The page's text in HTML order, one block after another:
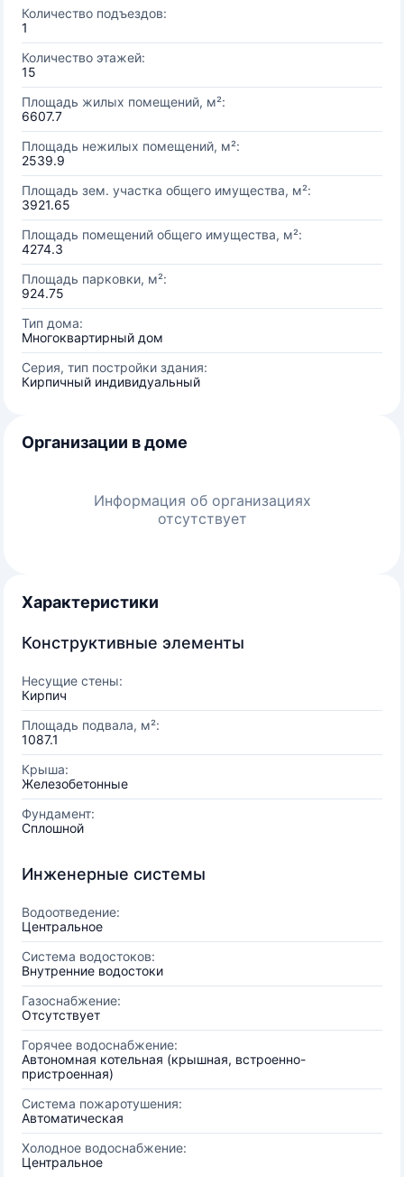
Количество подъездов:
1
Количество этажей:
15
Площадь жилых помещений, м²:
6607.7
Площадь нежилых помещений, м²:
2539.9
Площадь зем. участка общего имущества, м²:
3921.65
Площадь помещений общего имущества, м²:
4274.3
Площадь парковки, м²:
924.75
Тип дома:
Многоквартирный дом
Серия, тип постройки здания:
Кирпичный индивидуальный
Организации в доме
Информация об организациях
отсутствует
Характеристики
Конструктивные элементы
Несущие стены:
Кирпич
Площадь подвала, м²:
1087.1
Крыша:
Железобетонные
Фундамент:
Сплошной
Инженерные системы
Водоотведение:
Центральное
Система водостоков:
Внутренние водостоки
Газоснабжение:
Отсутствует
Горячее водоснабжение:
Автономная котельная (крышная, встроенно-
пристроенная)
Система пожаротушения:
Автоматическая
Холодное водоснабжение:
Центральное